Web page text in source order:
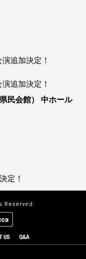
追加決定！
追加決定！
民会館） 中ホール
定！
Reserved.